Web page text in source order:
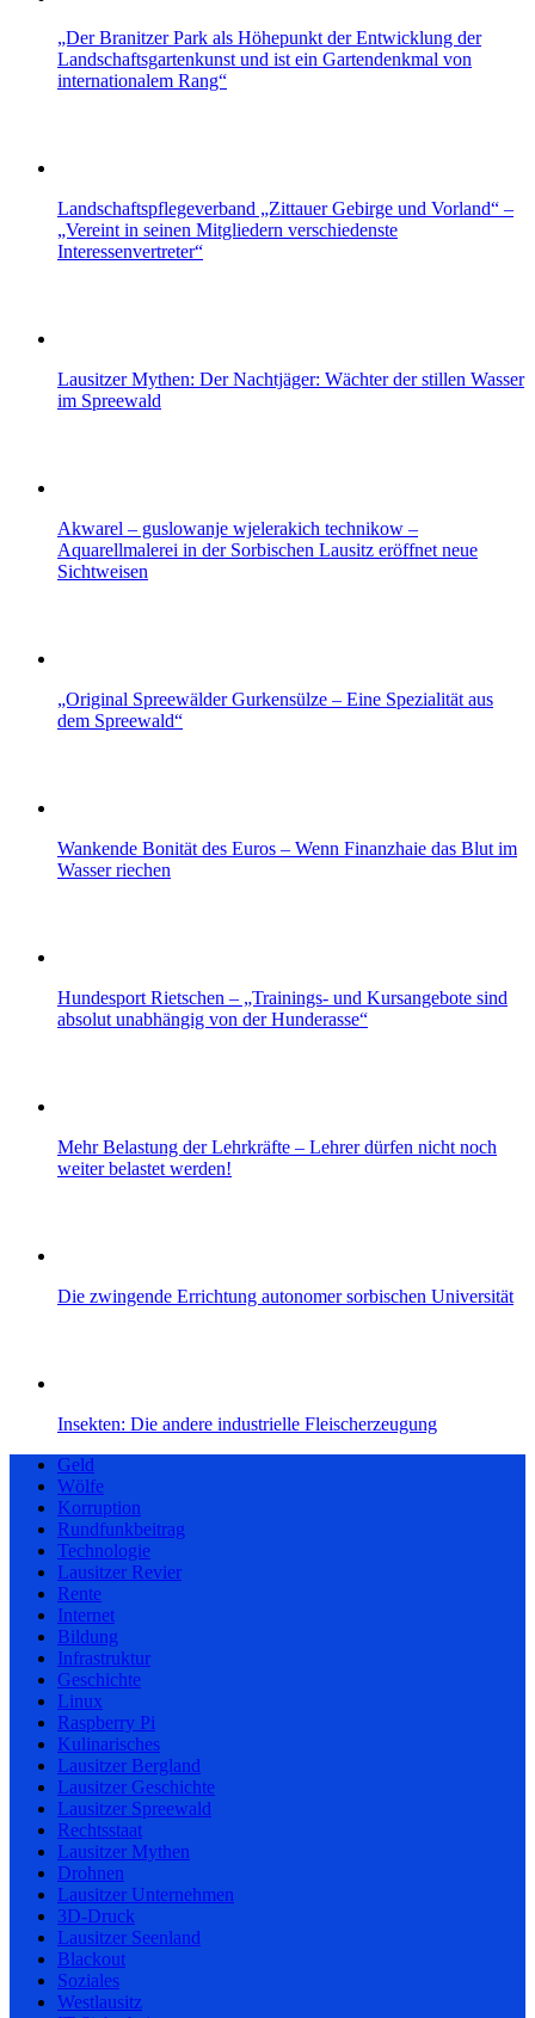
„Der Branitzer Park als Höhepunkt der Entwicklung der
Landschaftsgartenkunst und ist ein Gartendenkmal von
internationalem Rang“
Landschaftspflegeverband „Zittauer Gebirge und Vorland“ –
„Vereint in seinen Mitgliedern verschiedenste
Interessenvertreter“
Lausitzer Mythen: Der Nachtjäger: Wächter der stillen Wasser
im Spreewald
Akwarel – guslowanje wjelerakich technikow –
Aquarellmalerei in der Sorbischen Lausitz eröffnet neue
Sichtweisen
„Original Spreewälder Gurkensülze – Eine Spezialität aus
dem Spreewald“
Wankende Bonität des Euros – Wenn Finanzhaie das Blut im
Wasser riechen
Hundesport Rietschen – „Trainings- und Kursangebote sind
absolut unabhängig von der Hunderasse“
Mehr Belastung der Lehrkräfte – Lehrer dürfen nicht noch
weiter belastet werden!
Die zwingende Errichtung autonomer sorbischen Universität
Insekten: Die andere industrielle Fleischerzeugung
Geld
Wölfe
Korruption
Rundfunkbeitrag
Technologie
Lausitzer Revier
Rente
Internet
Bildung
Infrastruktur
Geschichte
Linux
Raspberry Pi
Kulinarisches
Lausitzer Bergland
Lausitzer Geschichte
Lausitzer Spreewald
Rechtsstaat
Lausitzer Mythen
Drohnen
Lausitzer Unternehmen
3D-Druck
Lausitzer Seenland
Blackout
Soziales
Westlausitz